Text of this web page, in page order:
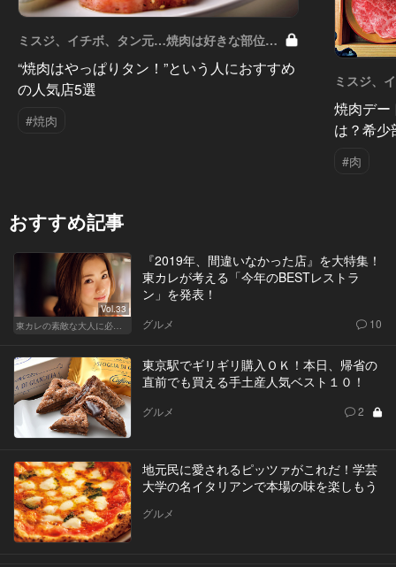
ミスジ、イチボ、タン元…焼肉は好きな部位で
店を選ぶべし！ Vol.7
“焼肉はやっぱりタン！”という人におすすめ
の人気店5選
#焼肉
ミスジ、
店を選ぶ
焼肉デー
は？希
#肉
おすすめ記事
Vol.33
東カレの素敵な大人に必要なこと
『2019年、間違いなかった店』を大特集！
東カレが考える「今年のBESTレストラ
ン」を発表！
グルメ 10
東京駅でギリギリ購入ＯＫ！本日、帰省の
直前でも買える手土産人気ベスト１０！
グルメ 2
地元民に愛されるピッツァがこれだ！学芸
大学の名イタリアンで本場の味を楽しもう
グルメ